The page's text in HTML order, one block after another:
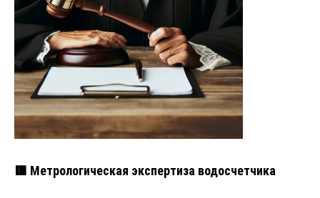
🟥 Метрологическая экспертиза водосчетчика